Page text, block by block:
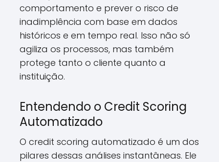
comportamento e prever o risco de
inadimplência com base em dados
históricos e em tempo real. Isso não só
agiliza os processos, mas também
protege tanto o cliente quanto a
instituição.
Entendendo o Credit Scoring
Automatizado
O credit scoring automatizado é um dos
pilares dessas análises instantâneas. Ele